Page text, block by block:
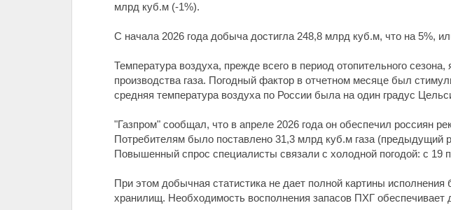
млрд куб.м (-1%).
С начала 2026 года добыча достигла 248,8 млрд куб.м, что на 5%,
Температура воздуха, прежде всего в период отопительного
производства газа. Погодный фактор в отчетном месяце был
средняя температура воздуха по России была на один градус
"Газпром" сообщал, что в апреле 2026 года он обеспечил россиян
Потребителям было поставлено 31,3 млрд куб.м газа (предыдущий
Повышенный спрос специалисты связали с холодной погодой: с 19
При этом добычная статистика не дает полной картины
хранилищ. Необходимость восполнения запасов ПХГ обеспечивает